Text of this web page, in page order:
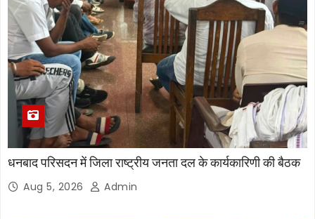
धनबाद परिसदन में जिला राष्ट्रीय जनता दल के कार्यकारिणी की बैठक
Aug 5, 2026 Admin